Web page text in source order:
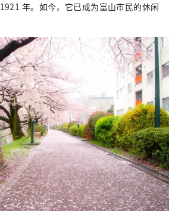
年。如今，它已成为富山市民的休闲